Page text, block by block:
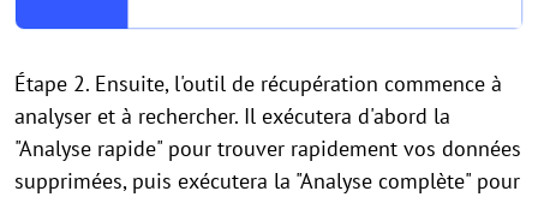
Étape 2. Ensuite, l'outil de récupération commence à
analyser et à rechercher. Il exécutera d'abord la
"Analyse rapide" pour trouver rapidement vos données
supprimées, puis exécutera la "Analyse complète" pour